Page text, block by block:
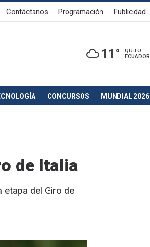
Contáctanos Programación Publicidad
11°
QUITO
ECUADOR
CONCURSOS MUNDIAL 2026
de Italia
etapa del Giro de